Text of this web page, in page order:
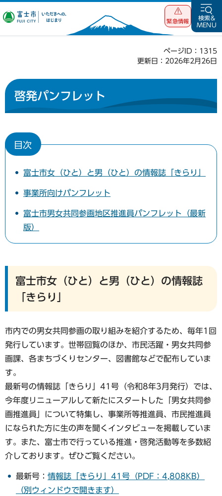
富士市 いただ
緊急情報
検索&
MENU
ページID：1315
更新日：2026年2月26日
啓発パンフレット
目次
富士市女（ひと）と男（ひと）の情報誌「きらり」
事業所向けパンフレット
富士市男女共同参画地区推進員パンフレット（最新
版）
富士市女（ひと）と男（ひと）の情報誌
「きらり」
市内での男女共同参画の取り組みを紹介するため、毎年1回
発行しています。世帯回覧のほか、市民活躍・男女共同参
画課、各まちづくりセンター、図書館などで配布していま
す。
最新号の情報誌「きらり」41号（令和8年3月発行）では、
今年度リニューアルして新たにスタートした「男女共同参
画推進員」について特集し、事業所等推進員、市民推進員
になられた方に生の声を聞くインタビューを掲載していま
す。また、富士市で行っている推進・啓発活動等を多数紹
介しております。ぜひご覧ください。
最新号： 情報誌「きらり」41号（PDF：4,808KB）
（別ウィンドウで開きます）